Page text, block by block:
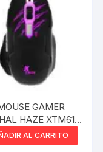
GAMER
HAZE XTM610
XTECH
AL CARRITO